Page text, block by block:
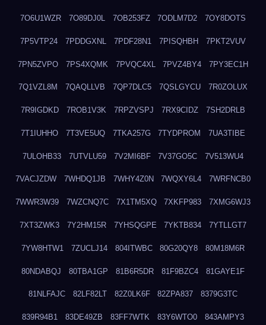
7O6U1WZR 7O89DJ0L 7OB253FZ 7ODLM7D2 7OY8DOTS
7P5VTP24 7PDDGXNL 7PDF28N1 7PISQHBH 7PKT2VUV
7PN5ZVPO 7PS4XQMK 7PVQC4XL 7PVZ4BY4 7PY3EC1H
7Q1VZL8M 7QAQLLVB 7QP7DLC5 7QSLGYCU 7R0ZOLUX
7R9IGDKD 7ROB1V3K 7RPZVSPJ 7RX9CIDZ 7SH2DRLB
7T1IUHHO 7T3VE5UQ 7TKA257G 7TYDPROM 7UA3TIBE
7ULOHB33 7UTVLU59 7V2MI6BF 7V37GO5C 7V513WU4
7VACJZDW 7WHDQ1JB 7WHY4Z0N 7WQXY6L4 7WRFNCB0
7WWR3W39 7WZCNQ7C 7X1TM5XQ 7XKFP983 7XMG6WJ3
7XT3ZWK3 7Y2HM15R 7YHSQGPE 7YKTB834 7YTLLGT7
7YW8HTW1 7ZUCLJ14 804ITWBC 80G20QY8 80M18M6R
80NDABQJ 80TBA1GP 81B6R5DR 81F9BZC4 81GAYE1F
81NLFAJC 82LF82LT 82Z0LK6F 82ZPA837 8379G3TC
839R94B1 83DE49ZB 83FF7WTK 83Y6WTO0 843AMPY3